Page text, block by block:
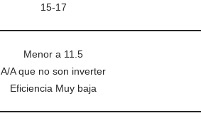
15-17
Menor a 11.5
A/A que no son inverter
Eficiencia Muy baja